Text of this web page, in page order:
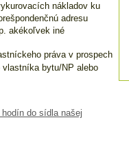
nákladov ku
adresu
akékoľvek iné
práva v prospech
bytu/NP alebo
do sídla našej